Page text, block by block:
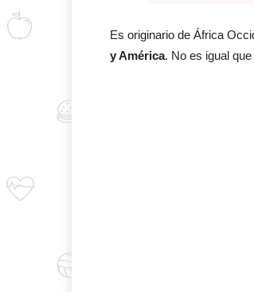
Es originario de África
y América. No es igual